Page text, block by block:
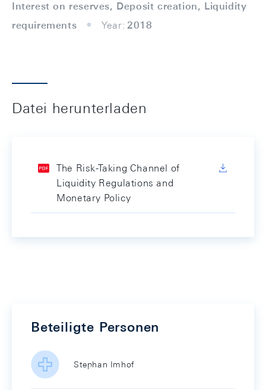
Interest on reserves, Deposit creation, Liquidity
requirements
Year: 2018
Datei herunterladen
The Risk-Taking Channel of
Liquidity Regulations and
Monetary Policy
Beteiligte Personen
Stephan Imhof